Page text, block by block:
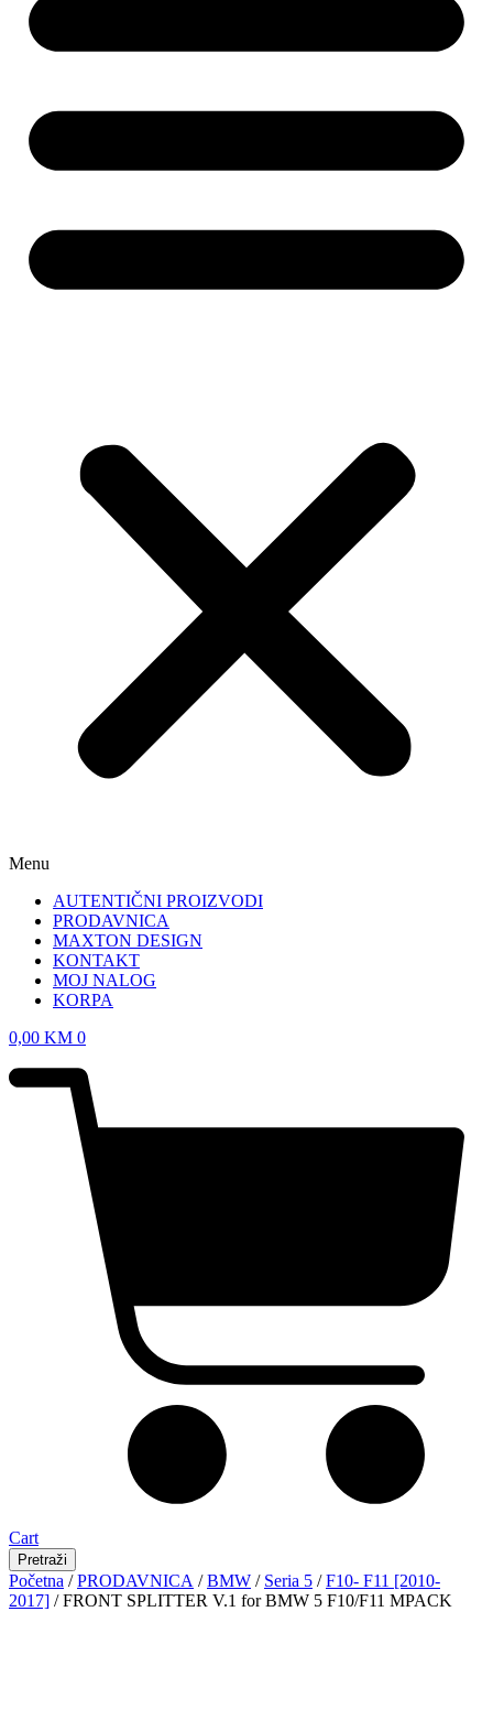
Menu
AUTENTIČNI PROIZVODI
PRODAVNICA
MAXTON DESIGN
KONTAKT
MOJ NALOG
KORPA
0,00 KM 0
Cart
Pretraži
Početna /PRODAVNICA /BMW / Seria 5 /F10- F11 [2010-
2017] / FRONT SPLITTER V.1 for BMW 5 F10/F11 MPACK